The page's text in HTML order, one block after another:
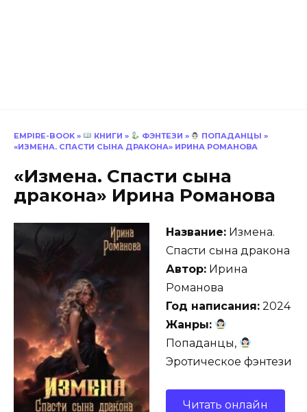
EMPIRE-BOOK » КНИГИ » ФЭНТЕЗИ » ПОПАДАНЦЫ »
«ИЗМЕНА. СПАСТИ СЫНА ДРАКОНА» ИРИНА РОМАНОВА
«Измена. Спасти сына
дракона» Ирина Романова
Название: Измена.
Спасти сына дракона
Автор: Ирина
Романова
Год написания: 2024
Жанры:
Попаданцы,
Эротическое фэнтези
Читать онлайн